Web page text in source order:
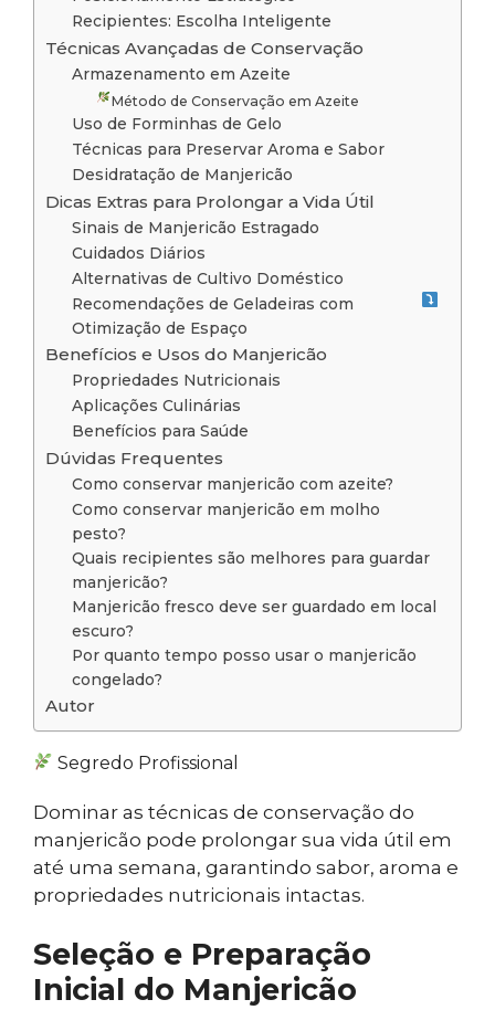
Recipientes: Escolha Inteligente
Técnicas Avançadas de Conservação
Armazenamento em Azeite
Método de Conservação em Azeite
Uso de Forminhas de Gelo
Técnicas para Preservar Aroma e Sabor
Desidratação de Manjericão
Dicas Extras para Prolongar a Vida Útil
Sinais de Manjericão Estragado
Cuidados Diários
Alternativas de Cultivo Doméstico
Recomendações de Geladeiras com
Otimização de Espaço
Benefícios e Usos do Manjericão
Propriedades Nutricionais
Aplicações Culinárias
Benefícios para Saúde
Dúvidas Frequentes
Como conservar manjericão com azeite?
Como conservar manjericão em molho
pesto?
Quais recipientes são melhores para guardar
manjericão?
Manjericão fresco deve ser guardado em local
escuro?
Por quanto tempo posso usar o manjericão
congelado?
Autor
Segredo Profissional
Dominar as técnicas de conservação do
manjericão pode prolongar sua vida útil em
até uma semana, garantindo sabor, aroma e
propriedades nutricionais intactas.
Seleção e Preparação
Inicial do Manjericão